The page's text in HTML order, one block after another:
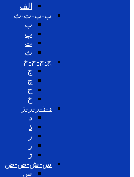
الف
ب-پ-ت-ث
ب
پ
ت
ث
ج-چ-ح-خ
ج
چ
ح
خ
د-ذ-ر-ز-ژ
د
ذ
ر
ز
ژ
س-ش-ص-ض
س